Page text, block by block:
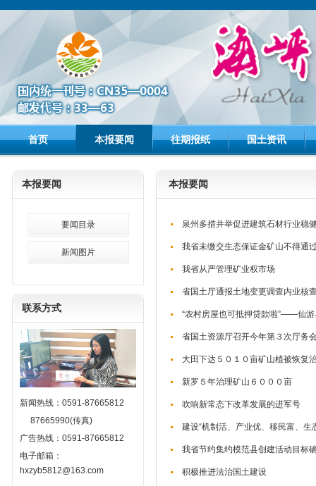
首页 本报要闻 往期报纸 国土资讯
本报要闻
要闻目录
新闻图片
联系方式
新闻热线：0591-87665812
87665990(传真)
广告热线：0591-87665812
电子邮箱：
hxzyb5812@163.com
本报要闻
泉州多措并举促进建筑石材行业稳
我省未缴交生态保证金矿山不得通
我省从严管理矿业权市场
省国土厅通报土地变更调查内业核
“农村房屋也可抵押贷款啦”——仙游
省国土资源厅召开今年第３次厅务
大田下达５０１０亩矿山植被恢复
新罗５年治理矿山６０００亩
吹响新常态下改革发展的进军号
建设“机制活、产业优、移民富、生
我省节约集约模范县创建活动目标
积极推进法治国土建设